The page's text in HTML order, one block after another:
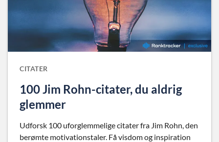
CITATER
100 Jim Rohn-citater, du aldrig
glemmer
Udforsk 100 uforglemmelige citater fra Jim Rohn, den
berømte motivationstaler. Få visdom og inspiration